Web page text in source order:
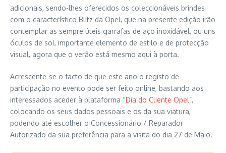
adicionais, sendo-lhes oferecidos os coleccionáveis brindes
com o característico Blitz da Opel, que na presente edição irão
contemplar as sempre úteis garrafas de aço inoxidável, ou uns
óculos de sol, importante elemento de estilo e de protecção
visual, agora que o verão está mesmo aqui à porta.
Acrescente-se o facto de que este ano o registo de
participação no evento pode ser feito online, bastando aos
interessados aceder à plataforma “Dia do Cliente Opel”,
colocando os seus dados pessoais e os da sua viatura,
podendo até escolher o Concessionário / Reparador
Autorizado da sua preferência para a visita do dia 27 de Maio.